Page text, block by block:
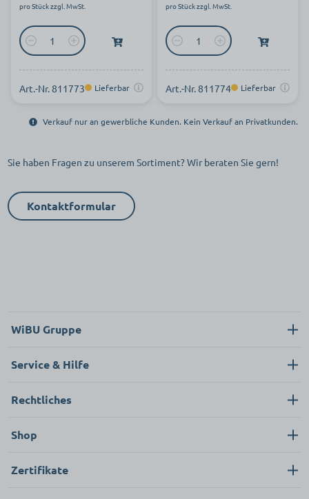
pro Stück zzgl. MwSt.
Art.-Nr. 811773 Lieferbar
pro Stück zzgl. MwSt.
Art.-Nr. 811774 Lieferbar
Verkauf nur an gewerbliche Kunden. Kein Verkauf an Privatkunden.
Sie haben Fragen zu unserem Sortiment? Wir beraten Sie gern!
Kontaktformular
WiBU Gruppe
News
Service & Hilfe
FAQ
Rechtliches
AGB
Shop
Zertifikate